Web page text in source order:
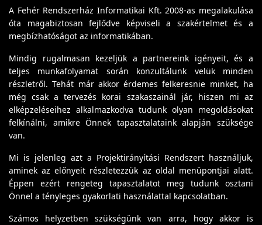
A Fehér Rendszerház Informatikai Kft. 2008-as megalakulása
óta magabiztosan fejlődve képviseli a szakértelmet és a
megbízhatóságot az informatikában.
Mindig rugalmasan kezeljük a partnereink igényeit, és a
teljes munkafolyamat során konzultálunk velük minden
részletről. Tehát már akkor érdemes felkeresnie minket, ha
még csak a tervezés korai szakaszainál jár, hiszen mi az
elképzeléseihez alkalmazkodva tudunk olyan megoldásokat
felkínálni, amikre Önnek tapasztalataink alapján szüksége
van.
Mi is jelenleg azt a Projektirányítási Rendszert használjuk,
aminek az előnyeit részletezzük az oldal menüpontjai alatt.
Éppen ezért rengeteg tapasztalatot meg tudunk osztani
Önnel a tényleges gyakorlati használattal kapcsolatban.
Számos helyzetben szükségünk van arra, hogy akkor is